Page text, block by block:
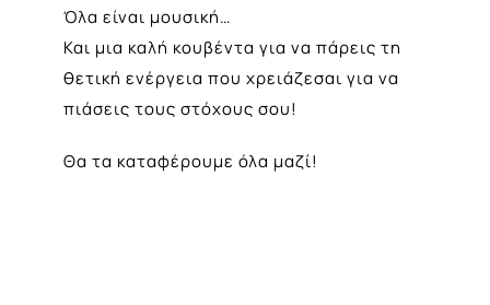
Όλα είναι μουσική…
Και μια καλή κουβέντα για να πάρεις τη
θετική ενέργεια που χρειάζεσαι για να
πιάσεις τους στόχους σου!
Θα τα καταφέρουμε όλα μαζί!